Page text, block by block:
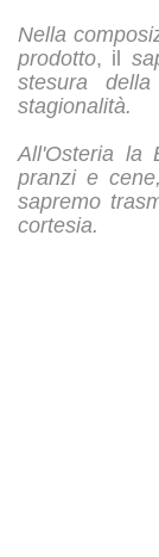
Nella
prodotto, il
stesura
stagionalità.
All'Osteria la
pranzi e
sapremo
cortesia.